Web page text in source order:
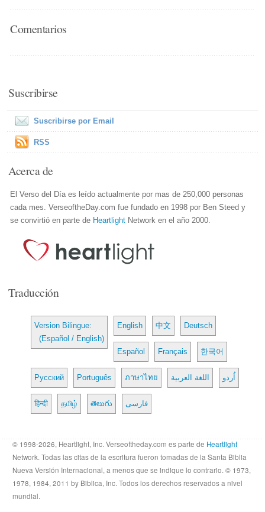
Comentarios
Suscribirse
Suscribirse por Email
RSS
Acerca de
El Verso del Día es leído actualmente por mas de 250,000 personas
cada mes. VerseoftheDay.com fue fundado en 1998 por Ben Steed y
se convirtió en parte de Heartlight Network en el año 2000.
Traducción
Version Bilingue:
(Español / English)
English 中文 Deutsch
Español Français 한국어
Русский Português ภาษาไทย اللغة العربية اُردو
हिन्दी தமிழ் తెలుగు فارسی
© 1998-2026, Heartlight, Inc. Verseoftheday.com es parte de Heartlight
Network. Todas las citas de la escritura fueron tomadas de la Santa Biblia
Nueva Versión Internacional, a menos que se indique lo contrario. © 1973,
1978, 1984, 2011 by Biblica, Inc. Todos los derechos reservados a nivel
mundial.